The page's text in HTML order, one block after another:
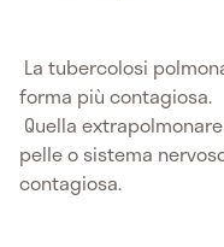
La tubercolosi
forma più contagiosa.
Quella
pelle o sistema
contagiosa.